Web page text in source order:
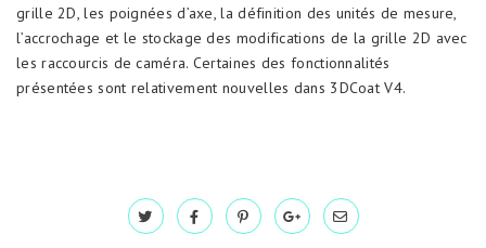
grille 2D, les poignées d’axe, la définition des unités de mesure,
l’accrochage et le stockage des modifications de la grille 2D avec
les raccourcis de caméra. Certaines des fonctionnalités
présentées sont relativement nouvelles dans 3DCoat V4.